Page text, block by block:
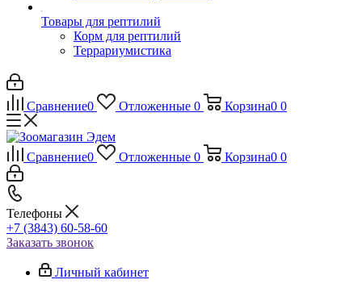
Товары для рептилий
Корм для рептилий
Террариумистика
Сравнение0 Отложенные 0 Корзина0 0
Сравнение0 Отложенные 0 Корзина0 0
Телефоны
+7 (3843) 60-58-60
Заказать звонок
Личный кабинет